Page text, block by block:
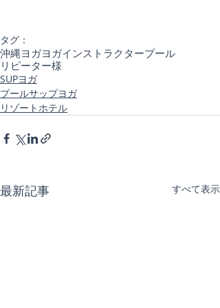
タグ：
沖縄ヨガヨガインストラクタープール
リピーター様
SUPヨガ
プールサップヨガ
リゾートホテル
最新記事 すべて表示